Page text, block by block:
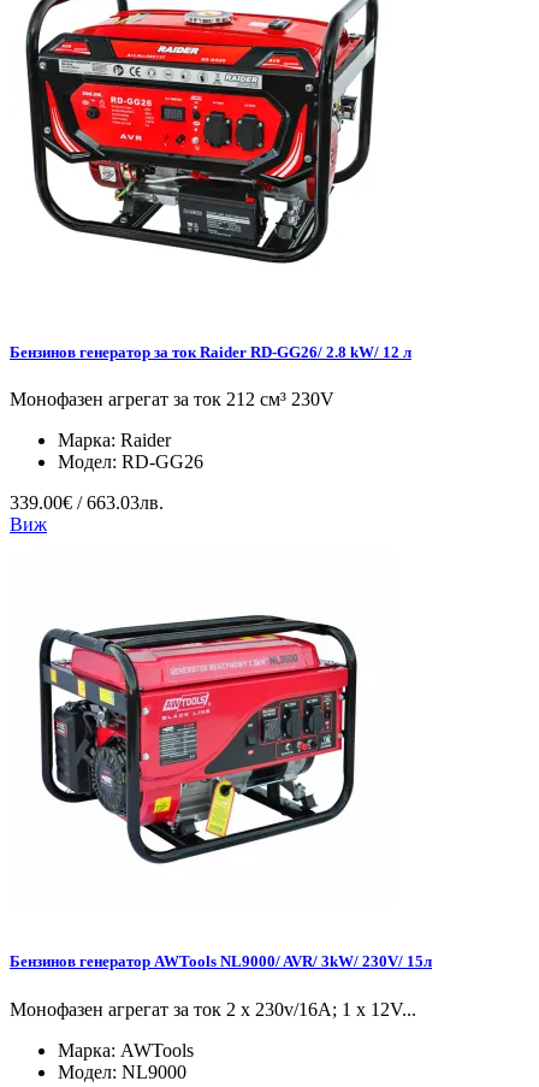
Бензинов генератор за ток Raider RD-GG26/ 2.8 kW/ 12 л
Монофазен агрегат за ток 212 см³ 230V
Марка: Raider
Модел: RD-GG26
339.00€ / 663.03лв.
Виж
Бензинов генератор AWTools NL9000/ AVR/ 3kW/ 230V/ 15л
Монофазен агрегат за ток 2 x 230v/16A; 1 x 12V...
Марка: AWTools
Модел: NL9000